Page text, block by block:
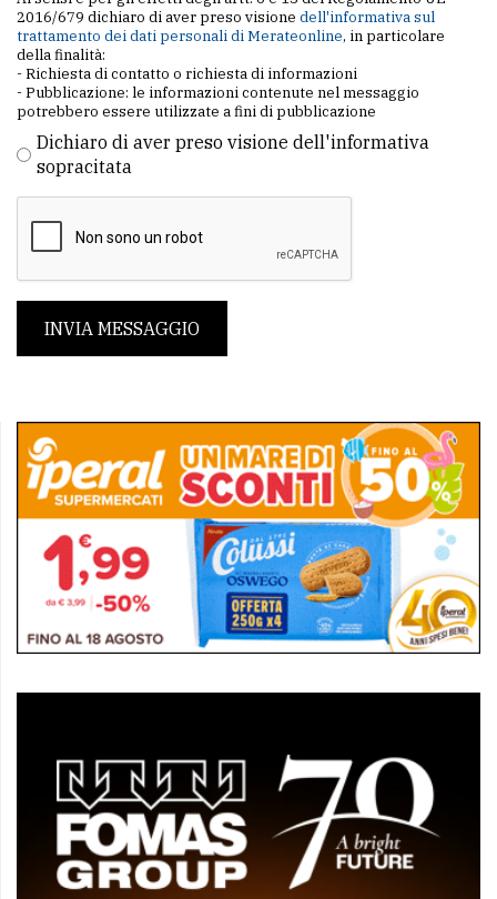
2016/679 dichiaro di aver preso visione dell'informativa sul
trattamento dei dati personali di Merateonline, in particolare
della finalità:
- Richiesta di contatto o richiesta di informazioni
- Pubblicazione: le informazioni contenute nel messaggio
potrebbero essere utilizzate a fini di pubblicazione
Dichiaro di aver preso visione dell'informativa
sopracitata
INVIA MESSAGGIO